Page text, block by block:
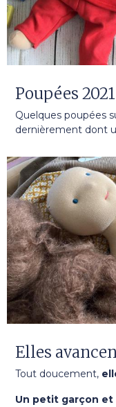
Poupées 2021
Quelques poupées
dernièrement dont
Elles
Tout doucement,
Un petit garçon